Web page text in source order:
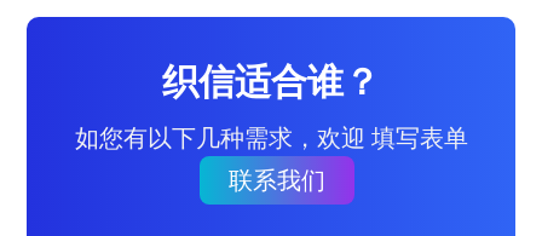
织信适合谁？
如您有以下几种需求，欢迎 填写表单
联系我们